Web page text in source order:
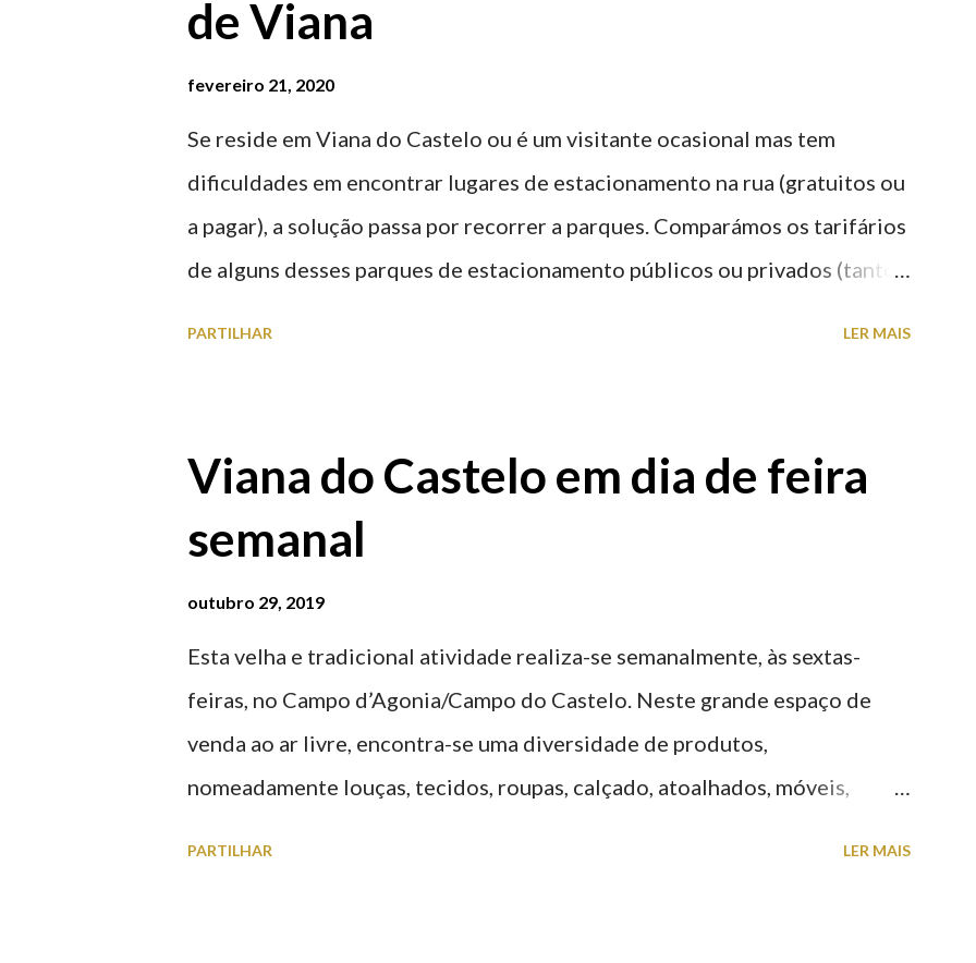
de Viana
fevereiro 21, 2020
Se reside em Viana do Castelo ou é um visitante ocasional mas tem
dificuldades em encontrar lugares de estacionamento na rua (gratuitos ou
a pagar), a solução passa por recorrer a parques. Comparámos os tarifários
de alguns desses parques de estacionamento públicos ou privados (tanto
Parque da Estação Viana Shopping é grátis de 2ª a 5ª feira a partir das
20:00 (DIAS ÚTEIS)
PARTILHAR LER MAIS
Viana do Castelo em dia de feira
semanal
outubro 29, 2019
Esta velha e tradicional atividade realiza-se semanalmente, às sextas-
feiras, no Campo d’Agonia/Campo do Castelo. Neste grande espaço de
venda ao ar livre, encontra-se uma diversidade de produtos,
nomeadamente louças, tecidos, roupas, calçado, atoalhados, móveis,
PARTILHAR LER MAIS